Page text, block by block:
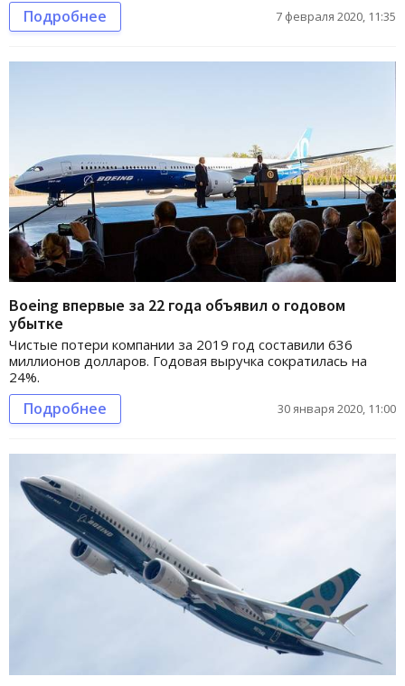
Подробнее 7 февраля 2020, 11:35
Boeing впервые за 22 года объявил о годовом
убытке
Чистые потери компании за 2019 год составили 636
миллионов долларов. Годовая выручка сократилась на
24%.
Подробнее 30 января 2020, 11:00